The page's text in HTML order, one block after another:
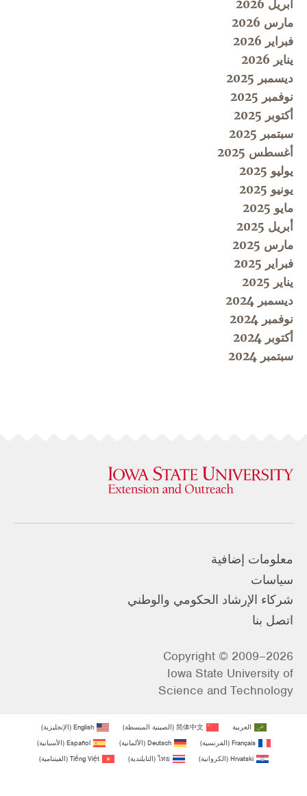
أبريل 2026
مارس 2026
فبراير 2026
يناير 2026
ديسمبر 2025
نوفمبر 2025
أكتوبر 2025
سبتمبر 2025
أغسطس 2025
يوليو 2025
يونيو 2025
مايو 2025
أبريل 2025
مارس 2025
فبراير 2025
يناير 2025
ديسمبر 2024
نوفمبر 2024
أكتوبر 2024
سبتمبر 2024
معلومات إضافية
سياسات
شركاء الإرشاد الحكومي والوطني
اتصل بنا
Copyright © 2009–2026
Iowa State University of
Science and Technology
العربية 简体中文
(الصينية المبسطة)
English
(الإنجليزية)
Français
(الفرنسية)
Deutsch
(الألمانية)
Español
(الأسبانية)
Hrvatski
(الكرواتية)
ไทย
(التايلندية)
Tiếng Việt
(الفيتنامية)